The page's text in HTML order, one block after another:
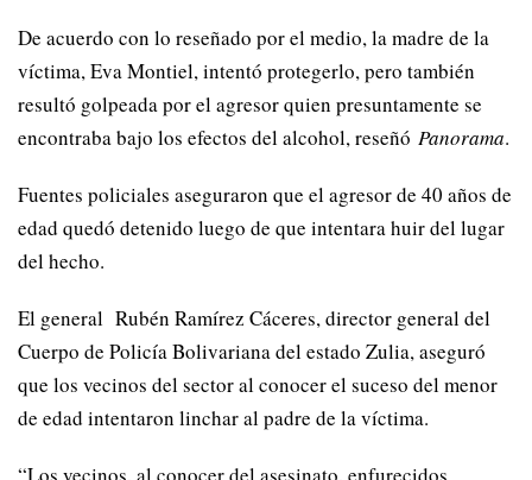
De acuerdo con lo reseñado por el medio, la madre de la
víctima, Eva Montiel, intentó protegerlo, pero también
resultó golpeada por el agresor quien presuntamente se
encontraba bajo los efectos del alcohol, reseñó Panorama.
Fuentes policiales aseguraron que el agresor de 40 años de
edad quedó detenido luego de que intentara huir del lugar
del hecho.
El general Rubén Ramírez Cáceres, director general del
Cuerpo de Policía Bolivariana del estado Zulia, aseguró
que los vecinos del sector al conocer el suceso del menor
de edad intentaron linchar al padre de la víctima.
“Los vecinos, al conocer del asesinato, enfurecidos